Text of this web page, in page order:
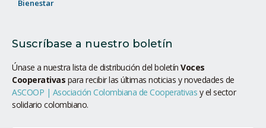
Bienestar
Suscríbase a nuestro boletín
Únase a nuestra lista de distribución del boletín Voces
Cooperativas para recibir las últimas noticias y novedades de
ASCOOP | Asociación Colombiana de Cooperativas y el sector
solidario colombiano.